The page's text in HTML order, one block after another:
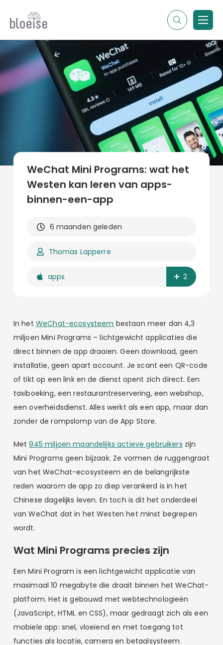
Contentmarketing
Online marketing
Alle soorten artikelen
Alle topics
WeChat Mini Programs: wat het
Westen kan leren van apps-
binnen-een-app
6 maanden geleden
Thomas Lapperre
apps 2
In het WeChat-ecosysteem bestaan meer dan 4,3
miljoen Mini Programs – lichtgewicht applicaties die
direct binnen de app draaien. Geen download, geen
installatie, geen apart account. Je scant een QR-code
of tikt op een link en de dienst opent zich direct. Een
taxiboeking, een restaurantreservering, een webshop,
een overheidsdienst. Alles werkt als een app, maar dan
zonder de rompslomp van de App Store.
Met945 miljoen maandelijks actieve gebruikers zijn
Mini Programs geen bijzaak. Ze vormen de ruggengraat
van het WeChat-ecosysteem en de belangrijkste
reden waarom de app zo diep verankerd is in het
Chinese dagelijks leven. En toch is dit het onderdeel
van WeChat dat in het Westen het minst begrepen
wordt.
Wat Mini Programs precies zijn
Een Mini Program is een lichtgewicht applicatie van
maximaal 10 megabyte die draait binnen het WeChat-
platform. Het is gebouwd met webtechnologieën
(JavaScript, HTML en CSS), maar gedraagt zich als een
mobiele app: snel, vloeiend en met toegang tot
functies als locatie, camera en betaalsysteem.